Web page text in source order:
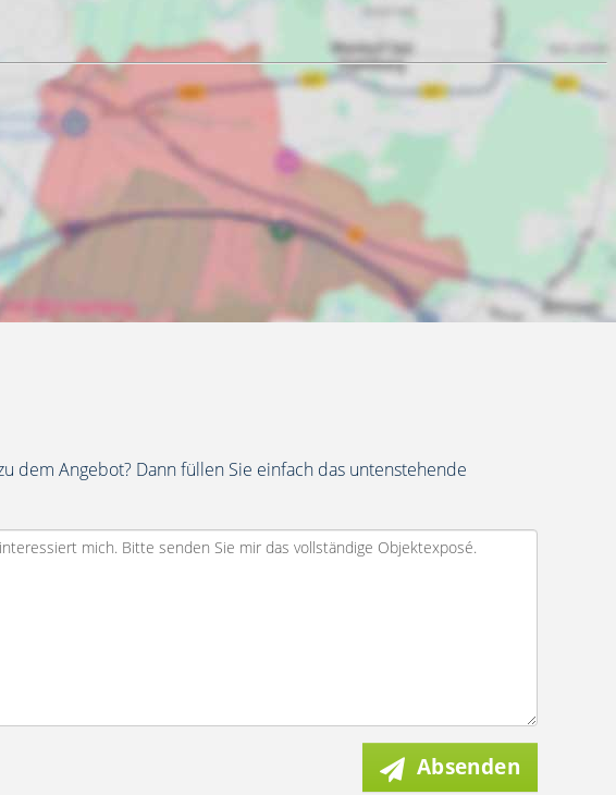
dem Angebot? Dann füllen Sie einfach das untenstehende
Absenden